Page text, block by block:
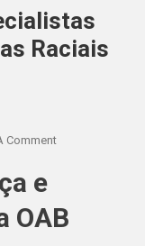
Raciais
CommentOn
Ao
e
OAB